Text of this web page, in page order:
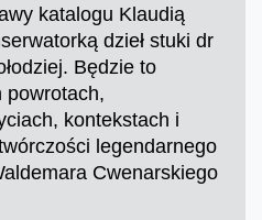
katalogu Klaudią
dzieł stuki dr
Będzie to
powrotach,
kontekstach i
legendarnego
Cwenarskiego